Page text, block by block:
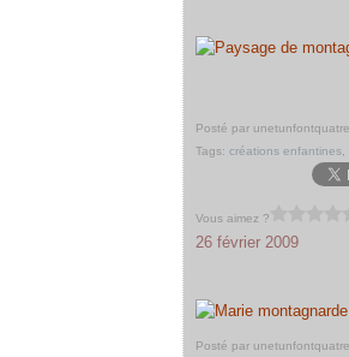
Posté par
Tags: créations enfantines
Vous aimez ?
26 février 2009
Posté par